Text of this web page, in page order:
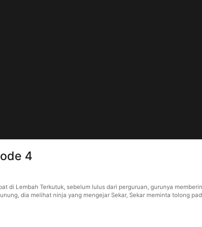
4
di Lembah Terkutuk, sebelum lulus dari perguruan, gurunya
dia melihat ninja yang mengejar Sekar, Sekar meminta tolong